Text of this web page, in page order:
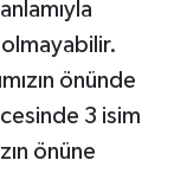
önünde
3 isim
önüne